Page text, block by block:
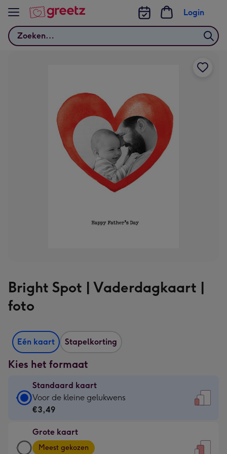
Bekijk meer
Zoeken
Login
Bright Spot | Vaderdagkaart |
foto
Eén kaart Stapelkorting
Kies het formaat
Standaard kaart
Standaard
kaart
€3,49
-
Voor de kleine gelukwens
€3,49
Grote kaart
Grote
Meest gekozen